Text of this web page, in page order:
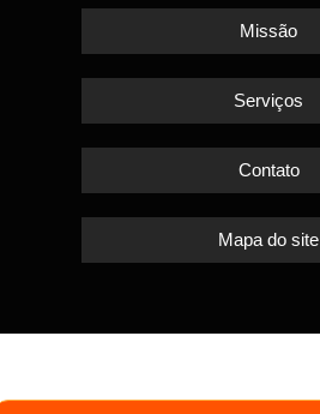
Missão
Serviços
Contato
Mapa do site